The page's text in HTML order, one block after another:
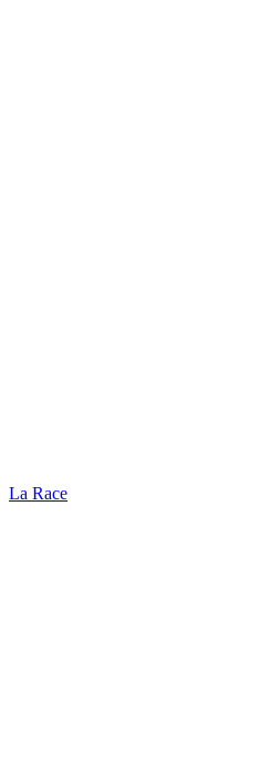
La Race